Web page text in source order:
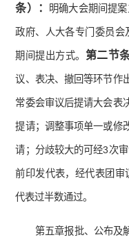
条）：
明确大会期间提
政府、人大各专门委员
期间提出方式。 第二节
议、表决、撤回等环节作
常委会审议后提请大会表
提请；调整事项单一或修
请；分歧较大的可经3次
前印发代表，经代表团审
代表过半数通过。
第五章报批、公布及